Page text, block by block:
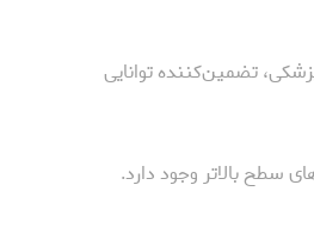
تضمین‌کننده توانایی
سطح بالاتر وجود دارد.